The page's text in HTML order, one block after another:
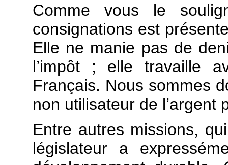
Comme vous le
consignations est
Elle ne manie pas de
l’impôt ; elle travaille
Français. Nous sommes
non utilisateur de l’argent
Entre autres missions,
législateur a